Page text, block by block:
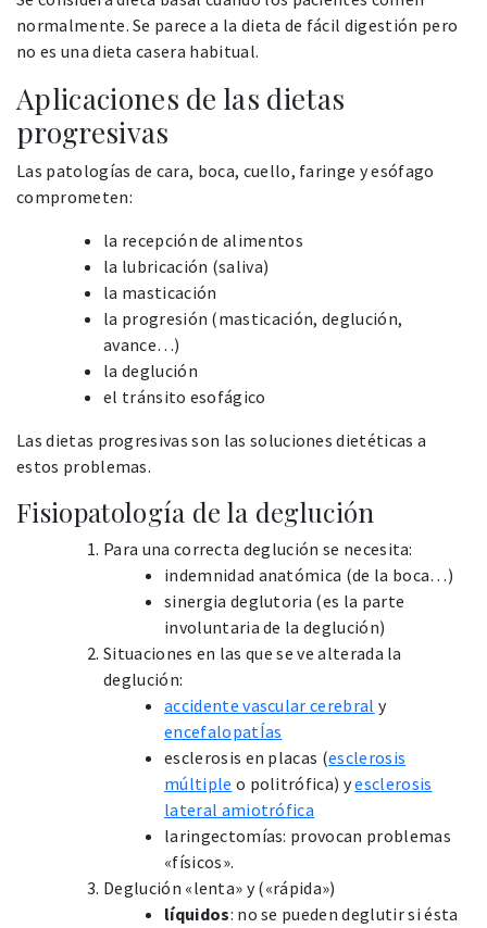
normalmente. Se parece a la dieta de fácil digestión pero
no es una dieta casera habitual.
Aplicaciones de las dietas
progresivas
Las patologías de cara, boca, cuello, faringe y esófago
comprometen:
la recepción de alimentos
la lubricación (saliva)
la masticación
la progresión (masticación, deglución,
avance…)
la deglución
el tránsito esofágico
Las dietas progresivas son las soluciones dietéticas a
estos problemas.
Fisiopatología de la deglución
Para una correcta deglución se necesita:
indemnidad anatómica (de la boca…)
sinergia deglutoria (es la parte
involuntaria de la deglución)
Situaciones en las que se ve alterada la
deglución:
accidente vascular cerebral y
encefalopatÍas
esclerosis en placas (esclerosis
múltiple o politrófica) yesclerosis
lateral amiotrófica
laringectomías: provocan problemas
«físicos».
Deglución «lenta» y («rápida»)
líquidos: no se pueden deglutir si ésta